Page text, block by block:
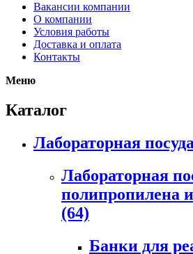
Вакансии компании
О компании
Условия работы
Доставка и оплата
Контакты
Меню
Каталог
Лабораторная посуда
Лабораторная
полипропилена
(64)
Банки для